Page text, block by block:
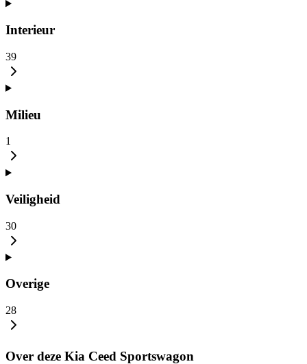
Interieur
39
Milieu
1
Veiligheid
30
Overige
28
Over deze Kia Ceed Sportswagon